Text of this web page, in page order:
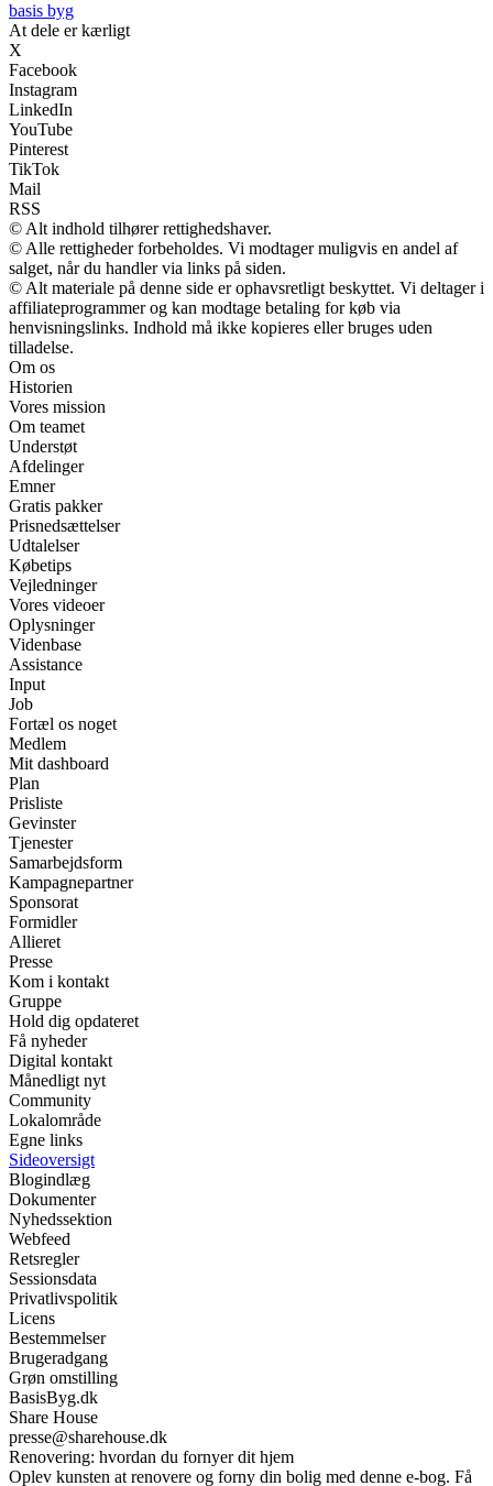
basis byg
At dele er kærligt
X
Facebook
Instagram
LinkedIn
YouTube
Pinterest
TikTok
Mail
RSS
© Alt indhold tilhører rettighedshaver.
© Alle rettigheder forbeholdes. Vi modtager muligvis en andel af
salget, når du handler via links på siden.
© Alt materiale på denne side er ophavsretligt beskyttet. Vi deltager i
affiliateprogrammer og kan modtage betaling for køb via
henvisningslinks. Indhold må ikke kopieres eller bruges uden
tilladelse.
Om os
Historien
Vores mission
Om teamet
Understøt
Afdelinger
Emner
Gratis pakker
Prisnedsættelser
Udtalelser
Købetips
Vejledninger
Vores videoer
Oplysninger
Videnbase
Assistance
Input
Job
Fortæl os noget
Medlem
Mit dashboard
Plan
Prisliste
Gevinster
Tjenester
Samarbejdsform
Kampagnepartner
Sponsorat
Formidler
Allieret
Presse
Kom i kontakt
Gruppe
Hold dig opdateret
Få nyheder
Digital kontakt
Månedligt nyt
Community
Lokalområde
Egne links
Sideoversigt
Blogindlæg
Dokumenter
Nyhedssektion
Webfeed
Retsregler
Sessionsdata
Privatlivspolitik
Licens
Bestemmelser
Brugeradgang
Grøn omstilling
BasisByg.dk
Share House
presse@sharehouse.dk
Renovering: hvordan du fornyer dit hjem
Oplev kunsten at renovere og forny din bolig med denne e-bog. Få